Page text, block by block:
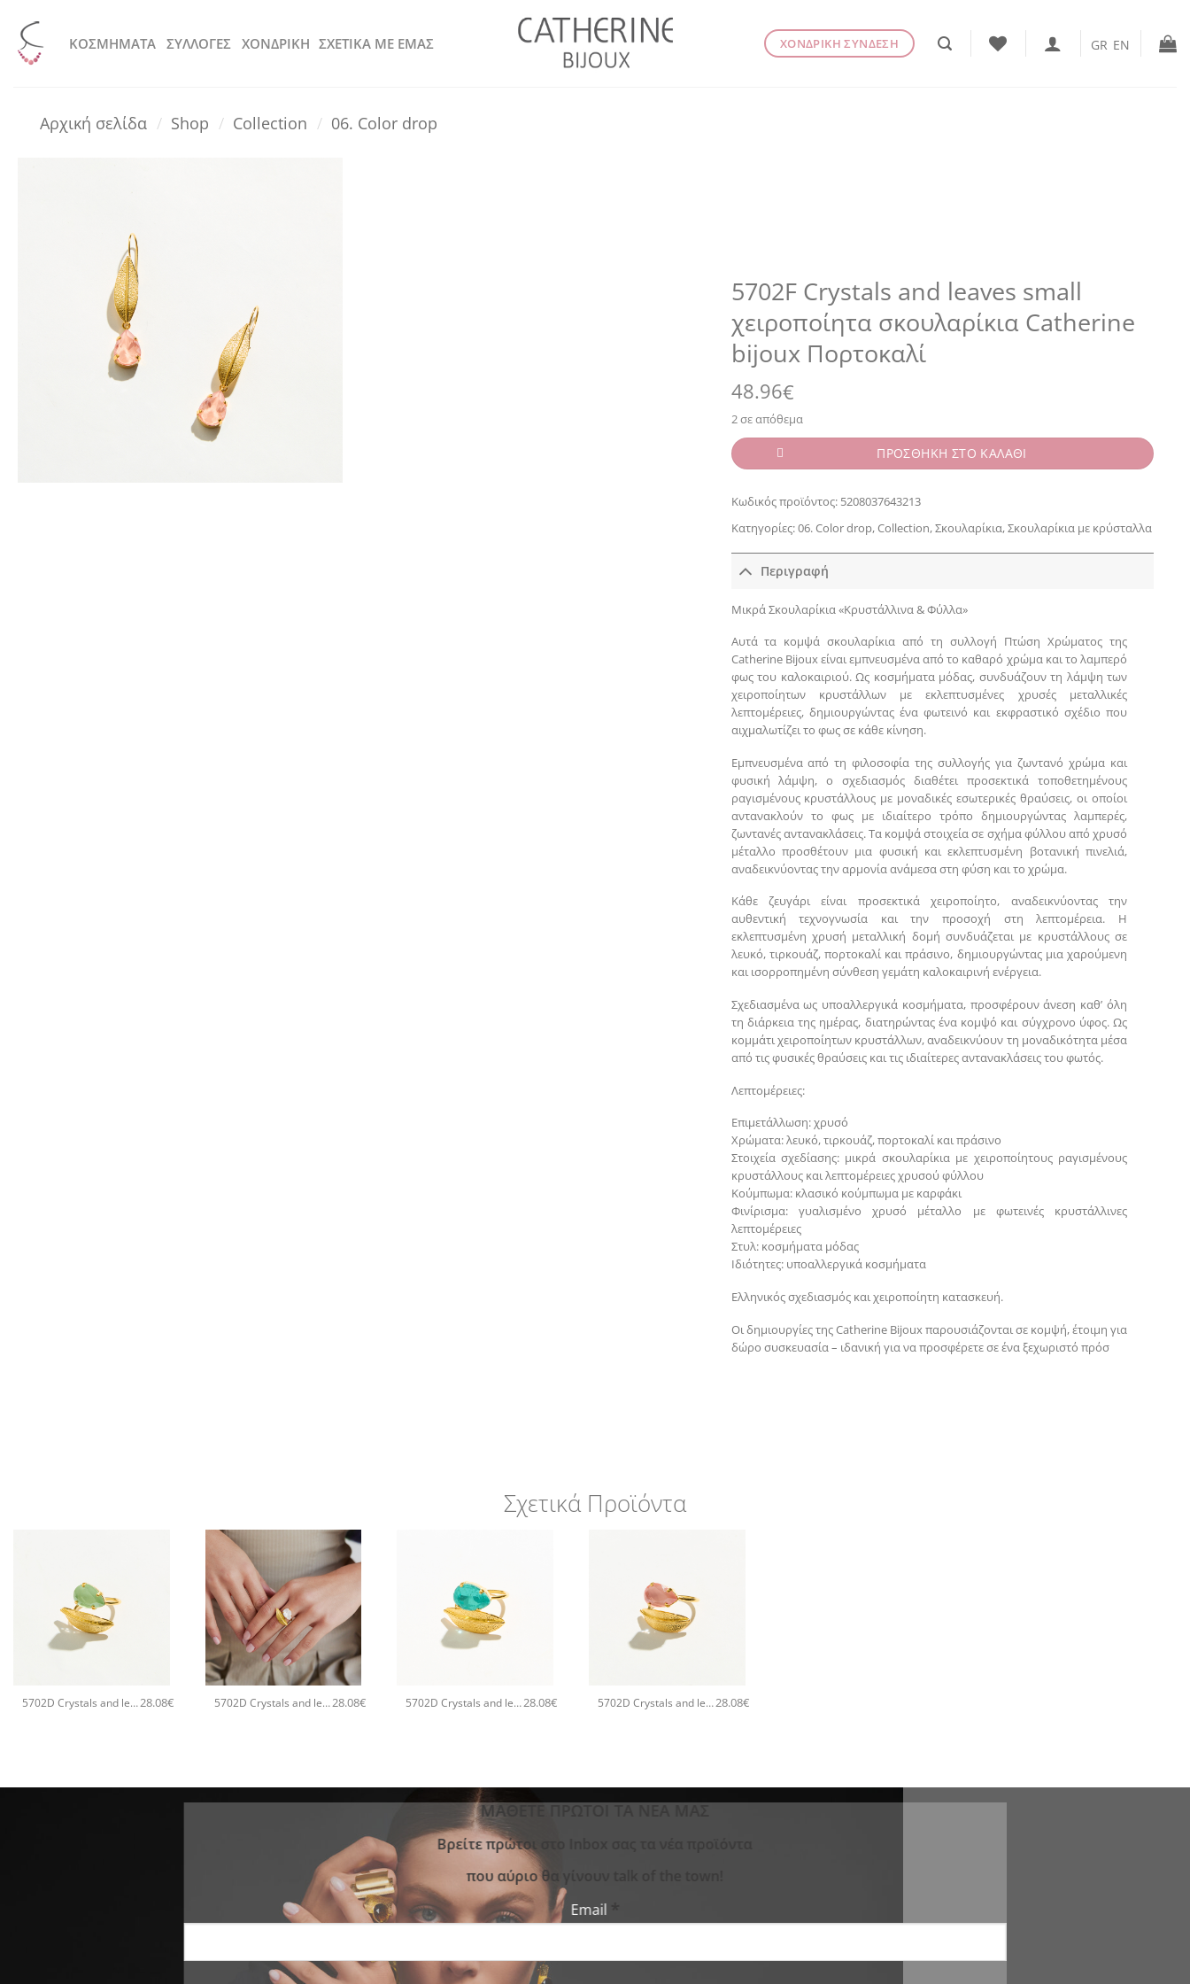
στο
περιεχόμενο
KOΣΜΗΜΑΤΑ ΣΥΛΛΟΓΕΣ ΧΟΝΔΡΙΚΗ ΣΧΕΤΙΚΑ ΜΕ ΕΜΑΣ ΧΟΝΔΡΙΚΗ ΣΥΝΔΕΣΗ GR EN
Αρχική σελίδα / Shop / Collection / 06. Color drop
5702F Crystals and leaves small
χειροποίητα σκουλαρίκια Catherine
bijoux Πορτοκαλί
48.96€
2 σε απόθεμα
ΠΡΟΣΘΗΚΗ ΣΤΟ ΚΑΛΑΘΙ
Κωδικός προϊόντος: 5208037643213
Κατηγορίες:06. Color drop,Collection,Σκουλαρίκια,Σκουλαρίκια με κρύσταλλα
Περιγραφή
Μικρά Σκουλαρίκια «Κρυστάλλινα & Φύλλα»
Αυτά τα κομψά σκουλαρίκια από τη συλλογή Πτώση Χρώματος της
Catherine Bijoux είναι εμπνευσμένα από το καθαρό χρώμα και το λαμπερό
φως του καλοκαιριού. Ως κοσμήματα μόδας, συνδυάζουν τη λάμψη των
χειροποίητων κρυστάλλων με εκλεπτυσμένες χρυσές μεταλλικές
λεπτομέρειες, δημιουργώντας ένα φωτεινό και εκφραστικό σχέδιο που
αιχμαλωτίζει το φως σε κάθε κίνηση.
Εμπνευσμένα από τη φιλοσοφία της συλλογής για ζωντανό χρώμα και
φυσική λάμψη, ο σχεδιασμός διαθέτει προσεκτικά τοποθετημένους
ραγισμένους κρυστάλλους με μοναδικές εσωτερικές θραύσεις, οι οποίοι
αντανακλούν το φως με ιδιαίτερο τρόπο δημιουργώντας λαμπερές,
ζωντανές αντανακλάσεις. Τα κομψά στοιχεία σε σχήμα φύλλου από χρυσό
μέταλλο προσθέτουν μια φυσική και εκλεπτυσμένη βοτανική πινελιά,
αναδεικνύοντας την αρμονία ανάμεσα στη φύση και το χρώμα.
Κάθε ζευγάρι είναι προσεκτικά χειροποίητο, αναδεικνύοντας την
αυθεντική τεχνογνωσία και την προσοχή στη λεπτομέρεια. Η
εκλεπτυσμένη χρυσή μεταλλική δομή συνδυάζεται με κρυστάλλους σε
λευκό, τιρκουάζ, πορτοκαλί και πράσινο, δημιουργώντας μια χαρούμενη
και ισορροπημένη σύνθεση γεμάτη καλοκαιρινή ενέργεια.
Σχεδιασμένα ως υποαλλεργικά κοσμήματα, προσφέρουν άνεση καθ’ όλη
τη διάρκεια της ημέρας, διατηρώντας ένα κομψό και σύγχρονο ύφος. Ως
κομμάτι χειροποίητων κρυστάλλων, αναδεικνύουν τη μοναδικότητα μέσα
από τις φυσικές θραύσεις και τις ιδιαίτερες αντανακλάσεις του φωτός.
Λεπτομέρειες:
Επιμετάλλωση: χρυσό
Χρώματα: λευκό, τιρκουάζ, πορτοκαλί και πράσινο
Στοιχεία σχεδίασης: μικρά σκουλαρίκια με χειροποίητους ραγισμένους
κρυστάλλους και λεπτομέρειες χρυσού φύλλου
Κούμπωμα: κλασικό κούμπωμα με καρφάκι
Φινίρισμα: γυαλισμένο χρυσό μέταλλο με φωτεινές κρυστάλλινες
λεπτομέρειες
Στυλ: κοσμήματα μόδας
Ιδιότητες: υποαλλεργικά κοσμήματα
Ελληνικός σχεδιασμός και χειροποίητη κατασκευή.
Οι δημιουργίες της Catherine Bijoux παρουσιάζονται σε κομψή, έτοιμη για
δώρο συσκευασία – ιδανική για να προσφέρετε σε ένα ξεχωριστό πρόσ
Σχετικά Προϊόντα
5702D Crystals and leaves χειροποίητο δαχτυλιδι Catherine bijoux Πράσινο28.08€
+
5702D Crystals and leaves χειροποίητο δαχτυλιδι Catherine bijoux Άσπρο28.08€ 5702D Crystals and leaves χειροποίητο δαχτυλιδι Catherine bijoux Τυρκουάζ28.08€ 5702D Crystals and leaves χειροποίητο δαχτυλιδι Catherine bijoux Πορτοκαλί28.08€
ΜΑΘΕΤΕ ΠΡΩΤΟΙ ΤΑ ΝΕΑ ΜΑΣ
Bρείτε πρώτοι στο Inbox σας τα νέα προϊόντα
που αύριο θα γίνουν talk of the town!
Email